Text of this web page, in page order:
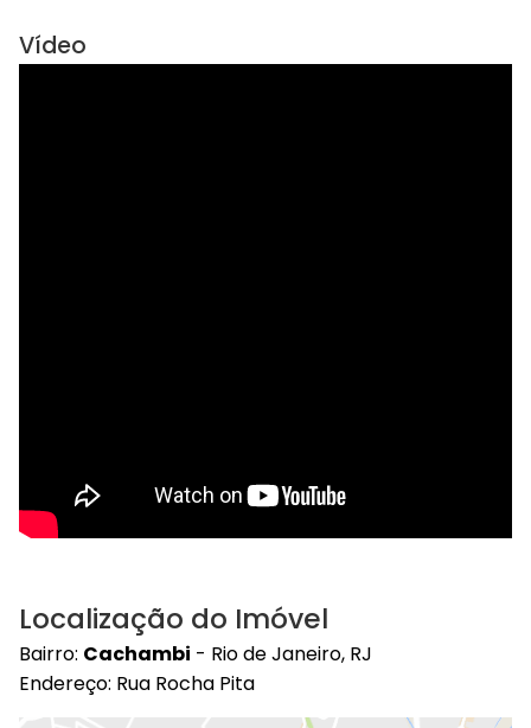
Vídeo
Localização do Imóvel
Bairro: Cachambi - Rio de Janeiro, RJ
Endereço: Rua Rocha Pita